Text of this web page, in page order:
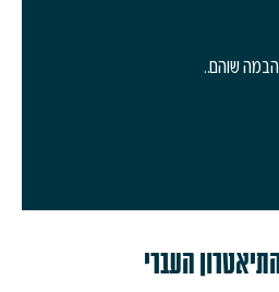
הבמה שוהם..
העברי